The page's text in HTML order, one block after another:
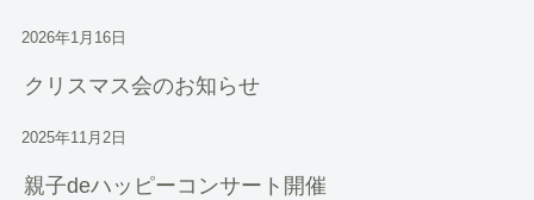
2026年1月16日
クリスマス会のお知らせ
2025年11月2日
親子deハッピーコンサート開催